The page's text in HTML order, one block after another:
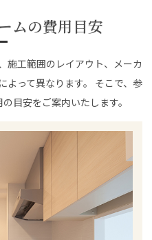
ムの費用目安
施工範囲のレイアウト、メーカ
よって異なります。 そこで、参
目安をご案内いたします。